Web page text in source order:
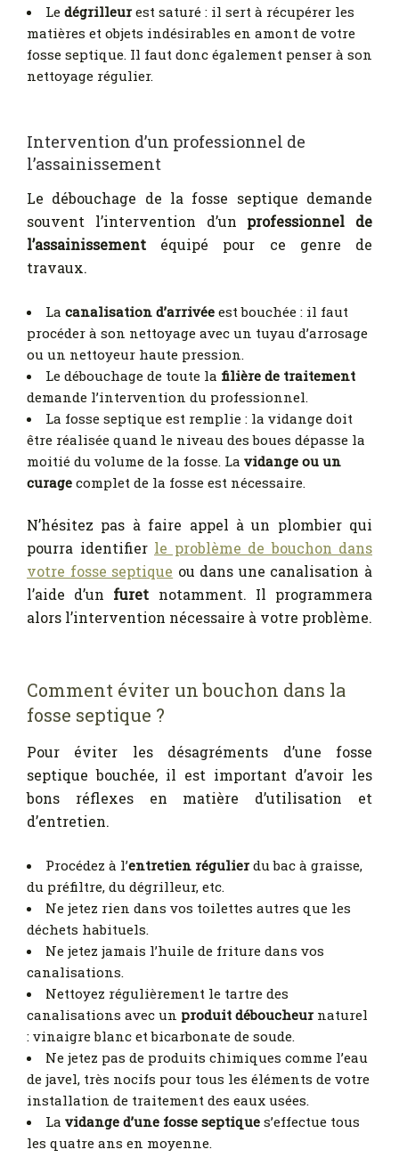
Le dégrilleur est saturé : il sert à récupérer les
matières et objets indésirables en amont de votre
fosse septique. Il faut donc également penser à son
nettoyage régulier.
Intervention d’un professionnel de
l’assainissement
Le débouchage de la fosse septique demande
souvent l’intervention d’un professionnel de
l’assainissement équipé pour ce genre de
travaux.
La canalisation d’arrivée est bouchée : il faut
procéder à son nettoyage avec un tuyau d’arrosage
ou un nettoyeur haute pression.
Le débouchage de toute la filière de traitement
demande l’intervention du professionnel.
La fosse septique est remplie : la vidange doit
être réalisée quand le niveau des boues dépasse la
moitié du volume de la fosse. La vidange ou un
curage complet de la fosse est nécessaire.
N’hésitez pas à faire appel à un plombier qui
pourra identifier le problème de bouchon dans
votre fosse septique ou dans une canalisation à
l’aide d’un furet notamment. Il programmera
alors l’intervention nécessaire à votre problème.
Comment éviter un bouchon dans la
fosse septique ?
Pour éviter les désagréments d’une fosse
septique bouchée, il est important d’avoir les
bons réflexes en matière d’utilisation et
d’entretien.
Procédez à l’entretien régulier du bac à graisse,
du préfiltre, du dégrilleur, etc.
Ne jetez rien dans vos toilettes autres que les
déchets habituels.
Ne jetez jamais l’huile de friture dans vos
canalisations.
Nettoyez régulièrement le tartre des
canalisations avec un produit déboucheur naturel
: vinaigre blanc et bicarbonate de soude.
Ne jetez pas de produits chimiques comme l’eau
de javel, très nocifs pour tous les éléments de votre
installation de traitement des eaux usées.
La vidange d’une fosse septique s’effectue tous
les quatre ans en moyenne.